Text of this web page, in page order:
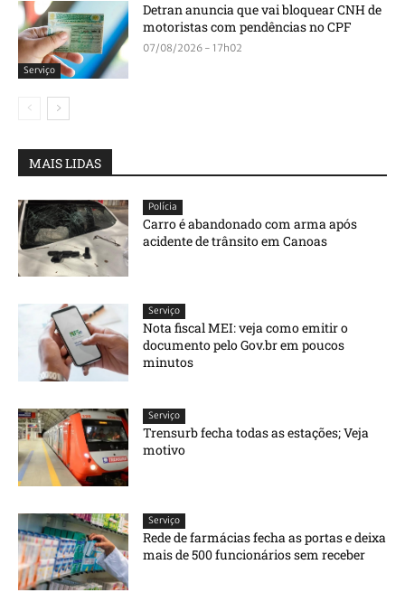
Serviço
Detran anuncia que vai bloquear CNH de
motoristas com pendências no CPF
07/08/2026 - 17h02
MAIS LIDAS
Polícia
Carro é abandonado com arma após
acidente de trânsito em Canoas
Serviço
Nota fiscal MEI: veja como emitir o
documento pelo Gov.br em poucos
minutos
Serviço
Trensurb fecha todas as estações; Veja
motivo
Serviço
Rede de farmácias fecha as portas e deixa
mais de 500 funcionários sem receber